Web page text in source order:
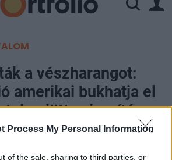
Process My Personal Information
of the sale, sharing to third parties, or
a vészharangot:
amerikai bukhatja el
jött szigorítás